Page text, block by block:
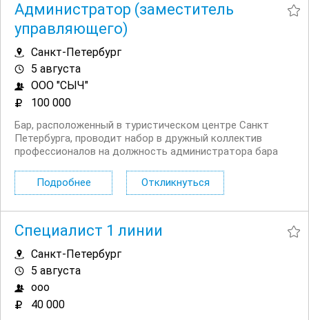
Администратор (заместитель
управляющего)
Санкт-Петербург
5 августа
ООО "СЫЧ"
100 000
Бар, расположенный в туристическом центре Санкт
Петербурга, проводит набор в дружный коллектив
профессионалов на должность администратора бара
ночной 2/2 с 19:00 до 07:00. Стажировка по результатам
собеседования. Совмещение крайне нежелательно....
Подробнее Откликнуться
Специалист 1 линии
Санкт-Петербург
5 августа
ооо
40 000